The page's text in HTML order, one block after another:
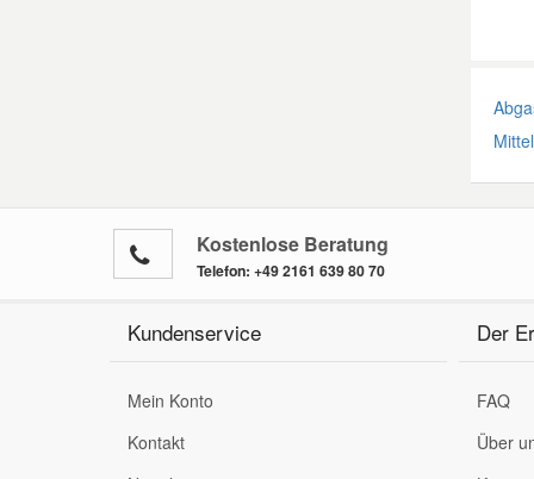
Kostenlose Beratung
Telefon: +49 2161 639 80 70
Kundenservice
Mein Konto
Kontakt
Der
FAQ
Über